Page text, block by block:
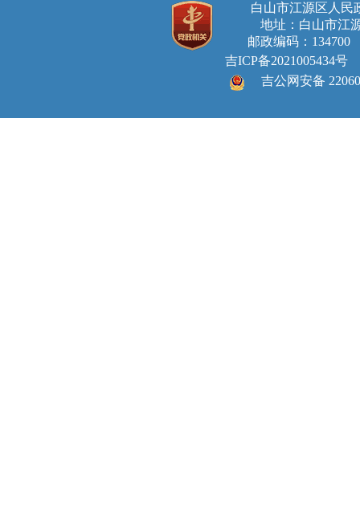
白山市江源区人
地址：白山市江
邮政编码：134700
吉ICP备2021005434号
吉公网安备